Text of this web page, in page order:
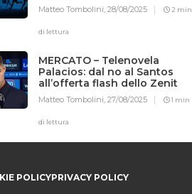
Matteo Tombolini, 28/08/2025 2 min
di lettura
MERCATO – Telenovela
Palacios: dal no al Santos
all’offerta flash dello Zenit
Matteo Tombolini, 27/08/2025 1 min
di lettura
POLICYPRIVACY POLICY